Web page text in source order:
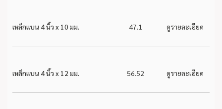
เหล็กแบน 4 นิ้ว x 10 มม. 47.1 ดูรายละเอียด
เหล็กแบน 4 นิ้ว x 12 มม. 56.52 ดูรายละเอียด